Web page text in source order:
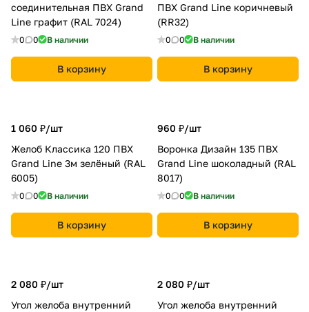
соединительная ПВХ Grand
Line графит (RAL 7024)
0 0 В наличии
В корзину
ПВХ Grand Line коричневый
(RR32)
0 0 В наличии
В корзину
1 060 ₽/шт
Желоб Классика 120 ПВХ
Grand Line 3м зелёный (RAL
6005)
0 0 В наличии
В корзину
960 ₽/шт
Воронка Дизайн 135 ПВХ
Grand Line шоколадный (RAL
8017)
0 0 В наличии
В корзину
2 080 ₽/шт
Угол желоба внутренний
2 080 ₽/шт
Угол желоба внутренний